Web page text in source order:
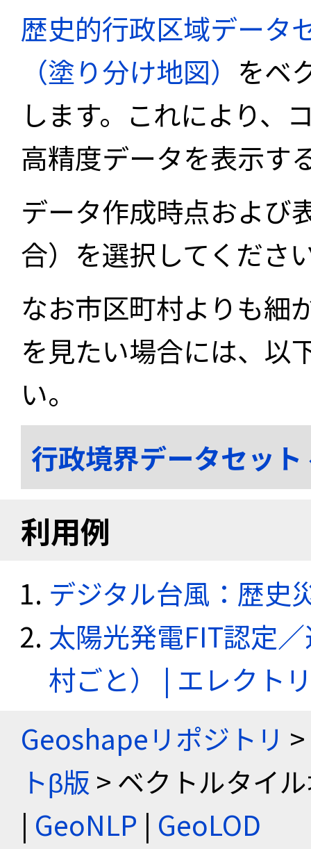
歴史的行政区域データ
（塗り分け地図） をベ
します。これにより、
高精度データを表示す
データ作成時点および
合）を選択してくださ
なお市区町村よりも細
を見たい場合には、以
い。
行政境界データセッ
利用例
デジタル台風：歴史
太陽光発電FIT認定
村ごと） | エレクト
Geoshapeリポジトリ >
トβ版 > ベクトルタイ
| GeoNLP | GeoLOD